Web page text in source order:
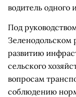
водитель одного
Под
Зеленодольском
развитию
сельского
вопросам
соблюдению